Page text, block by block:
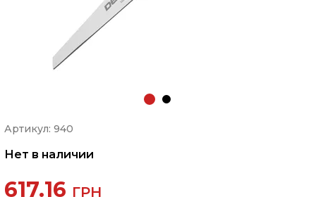
Артикул: 940
Нет в наличии
617.16 ГРН